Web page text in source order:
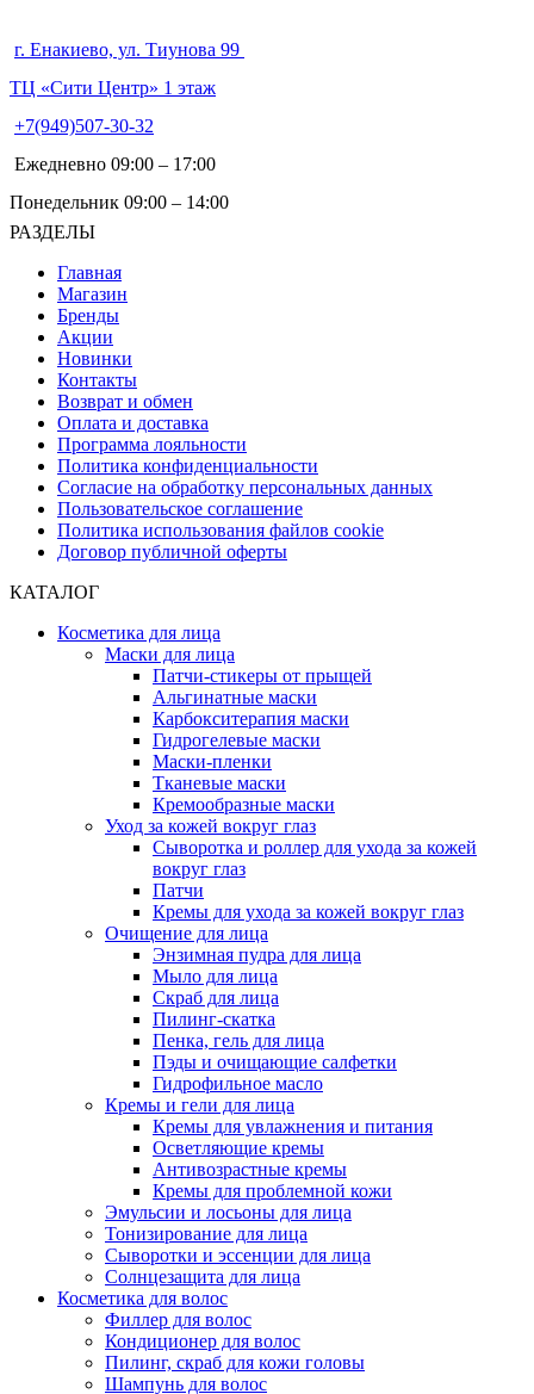
г. Енакиево, ул. Тиунова 99
ТЦ «Сити Центр» 1 этаж
+7(949)507-30-32
Ежедневно 09:00 – 17:00
Понедельник 09:00 – 14:00
РАЗДЕЛЫ
Главная
Магазин
Бренды
Акции
Новинки
Контакты
Возврат и обмен
Оплата и доставка
Программа лояльности
Политика конфиденциальности
Согласие на обработку персональных данных
Пользовательское соглашение
Политика использования файлов cookie
Договор публичной оферты
КАТАЛОГ
Косметика для лица
Маски для лица
Патчи-стикеры от прыщей
Альгинатные маски
Карбокситерапия маски
Гидрогелевые маски
Маски-пленки
Тканевые маски
Кремообразные маски
Уход за кожей вокруг глаз
Сыворотка и роллер для ухода за кожей
вокруг глаз
Патчи
Кремы для ухода за кожей вокруг глаз
Очищение для лица
Энзимная пудра для лица
Мыло для лица
Скраб для лица
Пилинг-скатка
Пенка, гель для лица
Пэды и очищающие салфетки
Гидрофильное масло
Кремы и гели для лица
Кремы для увлажнения и питания
Осветляющие кремы
Антивозрастные кремы
Кремы для проблемной кожи
Эмульсии и лосьоны для лица
Тонизирование для лица
Сыворотки и эссенции для лица
Солнцезащита для лица
Косметика для волос
Филлер для волос
Кондиционер для волос
Пилинг, скраб для кожи головы
Шампунь для волос